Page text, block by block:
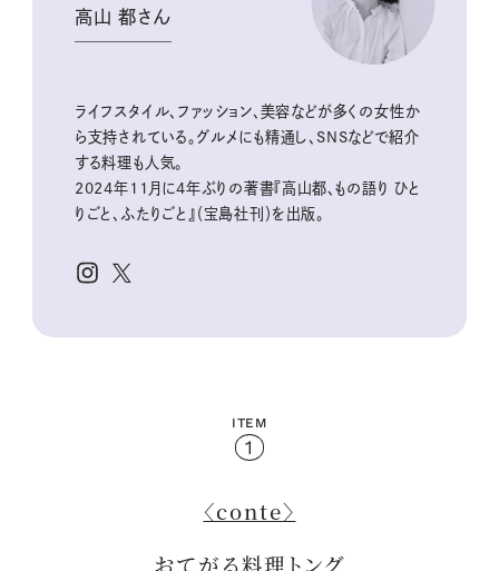
高山 都さん
ライフスタイル、ファッション、 美容などが多くの女性か
ら支持されている。グルメにも精通し、 SNSなどで紹介
する料理も人気。
2024年11月に4年ぶりの著書『高山都、もの語り ひと
りごと、ふたりごと』（宝島社刊）を出版。
ITEM
1
〈conte〉
おてがる料理トング